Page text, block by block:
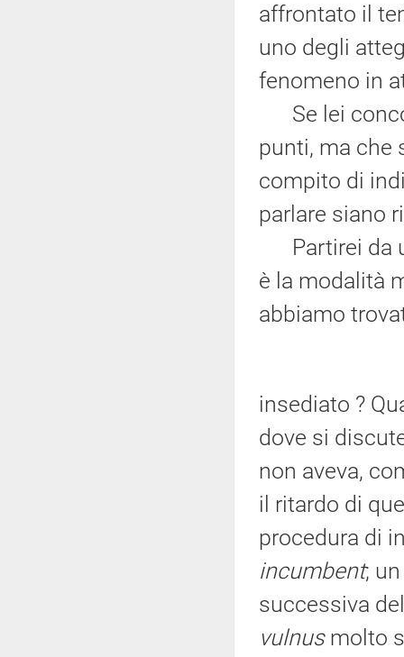
affrontato il
uno degli
fenomeno in
Se lei
punti, ma che
compito di
parlare siano
Partirei da
è la modalità
abbiamo
insediato ?
dove si
non aveva,
il ritardo di
procedura di
incumbent;
successiva
vulnusmolto